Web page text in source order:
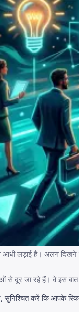
लड़ाई है। अलग दिखने के
से दूर जा रहे हैं। वे इस
सुनिश्चित करें कि आपके